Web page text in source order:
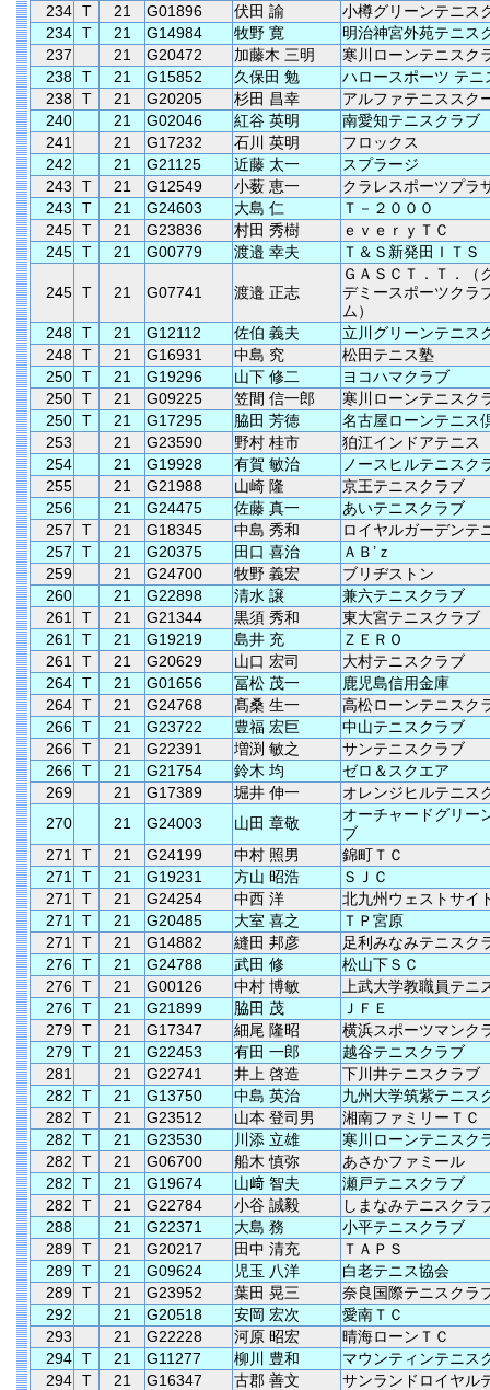
234 T 21 G01896 伏田 諭
小樽グリーンテニス
234 T 21 G14984 牧野 寛
明治神宮外苑テニス
237
21 G20472 加藤木 三明
寒川ローンテニスク
238 T 21 G15852 久保田 勉
ハロースポーツ テニ
238 T 21 G20205 杉田 昌幸
アルファテニススク
240
21 G02046 紅谷 英明
南愛知テニスクラブ
241
21 G17232 石川 英明
フロックス
242
21 G21125 近藤 太一
スプラージ
243
T 21 G12549 小薮 恵一
クラレスポーツプラ
243
T 21 G24603 大島 仁
Ｔ－２０００
245 T 21 G23836 村田 秀樹
ｅｖｅｒｙＴＣ
245 T 21 G00779 渡邉 幸夫 Ｔ＆Ｓ新発田ＩＴＳ
245 T 21 G07741 渡邉 正志
ＧＡＳＣＴ．Ｔ．（
デミースポーツクラ
ム）
248 T 21 G12112 佐伯 義夫
立川グリーンテニス
248 T 21 G16931 中島 究
松田テニス塾
250 T 21 G19296 山下 修二
ヨコハマクラブ
250 T 21 G09225 笠間 信一郎
寒川ローンテニスク
250 T 21 G17295 脇田 芳徳
名古屋ローンテニス
253
21 G23590 野村 桂市
狛江インドアテニス
254
21 G19928 有賀 敏治
ノースヒルテニスク
255
21 G21988 山崎 隆
京王テニスクラブ
256
21 G24475 佐藤 真一
あいテニスクラブ
257
T 21 G18345 中島 秀和
ロイヤルガーデンテ
257
T 21 G20375 田口 喜治
ＡＢ’ｚ
259
21 G24700 牧野 義宏
ブリヂストン
260
21 G22898 清水 譲
兼六テニスクラブ
261
T 21 G21344 黒須 秀和
東大宮テニスクラブ
261
T 21 G19219 島井 充
ＺＥＲＯ
261
T 21 G20629 山口 宏司
大村テニスクラブ
264 T 21 G01656 冨松 茂一
鹿児島信用金庫
264 T 21 G24768 髙桑 生一
高松ローンテニスク
266 T 21 G23722 豊福 宏巨
中山テニスクラブ
266 T 21 G22391 増渕 敏之
サンテニスクラブ
266 T 21 G21754 鈴木 均
ゼロ＆スクエア
269
21 G17389 堀井 伸一
オレンジヒルテニス
270
21 G24003 山田 章敬
オーチャードグリー
ブ
271
T 21 G24199 中村 照男
錦町ＴＣ
271
T 21 G19231 方山 昭浩
ＳＪＣ
271
T 21 G24254 中西 洋
北九州ウェストサイ
271
T 21 G20485 大室 喜之
ＴＰ宮原
271
T 21 G14882 縫田 邦彦
足利みなみテニスク
276 T 21 G24788 武田 修
松山下ＳＣ
276 T 21 G00126 中村 博敏
上武大学教職員テニ
276 T 21 G21899 脇田 茂
ＪＦＥ
279 T 21 G17347 細尾 隆昭
横浜スポーツマンク
279 T 21 G22453 有田 一郎
越谷テニスクラブ
281
21 G22741 井上 啓造
下川井テニスクラブ
282
T 21 G13750 中島 英治
九州大学筑紫テニス
282
T 21 G23512 山本 登司男
湘南ファミリーＴＣ
282
T 21 G23530 川添 立雄
寒川ローンテニスク
282
T 21 G06700 船木 慎弥
あさかファミール
282
T 21 G19674 山﨑 智夫
瀬戸テニスクラブ
282
T 21 G22784 小谷 誠毅
しまなみテニスクラ
288
21 G22371 大島 務
小平テニスクラブ
289 T 21 G20217 田中 清充
ＴＡＰＳ
289 T 21 G09624 児玉 八洋
白老テニス協会
289 T 21 G23952 葉田 晃三
奈良国際テニスクラ
292
21 G20518 安岡 宏次
愛南ＴＣ
293
21 G22228 河原 昭宏
晴海ローンＴＣ
294 T 21 G11277 柳川 豊和
マウンティンテニス
294 T 21 G16347 古郡 善文
サンランドロイヤル